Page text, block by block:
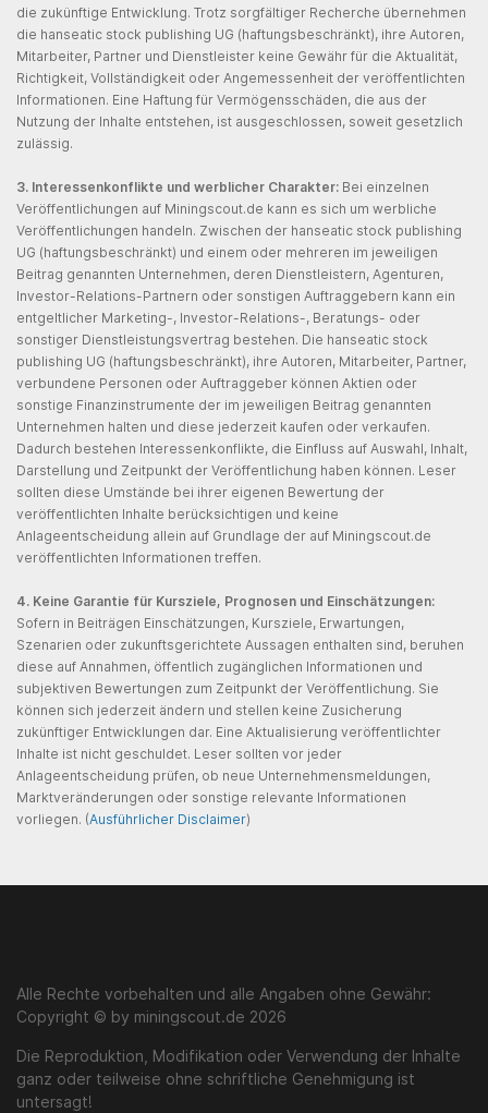
die zukünftige Entwicklung. Trotz sorgfältiger Recherche übernehmen
die hanseatic stock publishing UG (haftungsbeschränkt), ihre Autoren,
Mitarbeiter, Partner und Dienstleister keine Gewähr für die Aktualität,
Richtigkeit, Vollständigkeit oder Angemessenheit der veröffentlichten
Informationen. Eine Haftung für Vermögensschäden, die aus der
Nutzung der Inhalte entstehen, ist ausgeschlossen, soweit gesetzlich
zulässig.
3. Interessenkonflikte und werblicher Charakter: Bei einzelnen
Veröffentlichungen auf Miningscout.de kann es sich um werbliche
Veröffentlichungen handeln. Zwischen der hanseatic stock publishing
UG (haftungsbeschränkt) und einem oder mehreren im jeweiligen
Beitrag genannten Unternehmen, deren Dienstleistern, Agenturen,
Investor-Relations-Partnern oder sonstigen Auftraggebern kann ein
entgeltlicher Marketing-, Investor-Relations-, Beratungs- oder
sonstiger Dienstleistungsvertrag bestehen. Die hanseatic stock
publishing UG (haftungsbeschränkt), ihre Autoren, Mitarbeiter, Partner,
verbundene Personen oder Auftraggeber können Aktien oder
sonstige Finanzinstrumente der im jeweiligen Beitrag genannten
Unternehmen halten und diese jederzeit kaufen oder verkaufen.
Dadurch bestehen Interessenkonflikte, die Einfluss auf Auswahl, Inhalt,
Darstellung und Zeitpunkt der Veröffentlichung haben können. Leser
sollten diese Umstände bei ihrer eigenen Bewertung der
veröffentlichten Inhalte berücksichtigen und keine
Anlageentscheidung allein auf Grundlage der auf Miningscout.de
veröffentlichten Informationen treffen.
4. Keine Garantie für Kursziele, Prognosen und Einschätzungen:
Sofern in Beiträgen Einschätzungen, Kursziele, Erwartungen,
Szenarien oder zukunftsgerichtete Aussagen enthalten sind, beruhen
diese auf Annahmen, öffentlich zugänglichen Informationen und
subjektiven Bewertungen zum Zeitpunkt der Veröffentlichung. Sie
können sich jederzeit ändern und stellen keine Zusicherung
zukünftiger Entwicklungen dar. Eine Aktualisierung veröffentlichter
Inhalte ist nicht geschuldet. Leser sollten vor jeder
Anlageentscheidung prüfen, ob neue Unternehmensmeldungen,
Marktveränderungen oder sonstige relevante Informationen
vorliegen. (Ausführlicher Disclaimer)
Alle Rechte vorbehalten und alle Angaben ohne Gewähr:
Copyright © by miningscout.de 2026
Die Reproduktion, Modifikation oder Verwendung der Inhalte
ganz oder teilweise ohne schriftliche Genehmigung ist
untersagt!